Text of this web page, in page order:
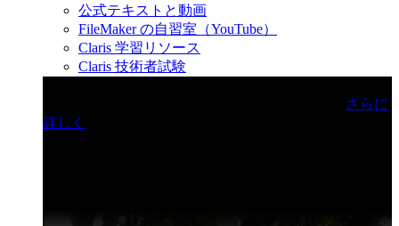
公式テキストと動画
FileMaker の自習室（YouTube）
Claris 学習リソース
Claris 技術者試験
さらに
詳しく